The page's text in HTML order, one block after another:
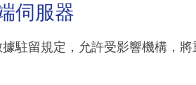
伺服器
駐留規定，允許受影響機構，